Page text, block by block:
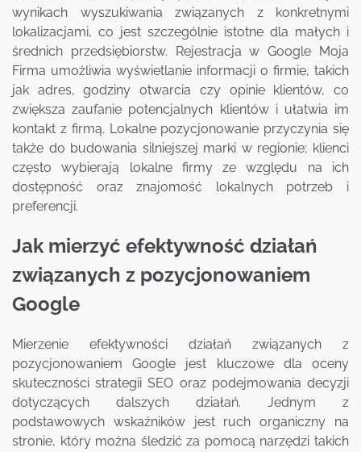
wynikach wyszukiwania związanych z konkretnymi
lokalizacjami, co jest szczególnie istotne dla małych i
średnich przedsiębiorstw. Rejestracja w Google Moja
Firma umożliwia wyświetlanie informacji o firmie, takich
jak adres, godziny otwarcia czy opinie klientów, co
zwiększa zaufanie potencjalnych klientów i ułatwia im
kontakt z firmą. Lokalne pozycjonowanie przyczynia się
także do budowania silniejszej marki w regionie; klienci
często wybierają lokalne firmy ze względu na ich
dostępność oraz znajomość lokalnych potrzeb i
preferencji.
Jak mierzyć efektywność działań
związanych z pozycjonowaniem
Google
Mierzenie efektywności działań związanych z
pozycjonowaniem Google jest kluczowe dla oceny
skuteczności strategii SEO oraz podejmowania decyzji
dotyczących dalszych działań. Jednym z
podstawowych wskaźników jest ruch organiczny na
stronie, który można śledzić za pomocą narzędzi takich